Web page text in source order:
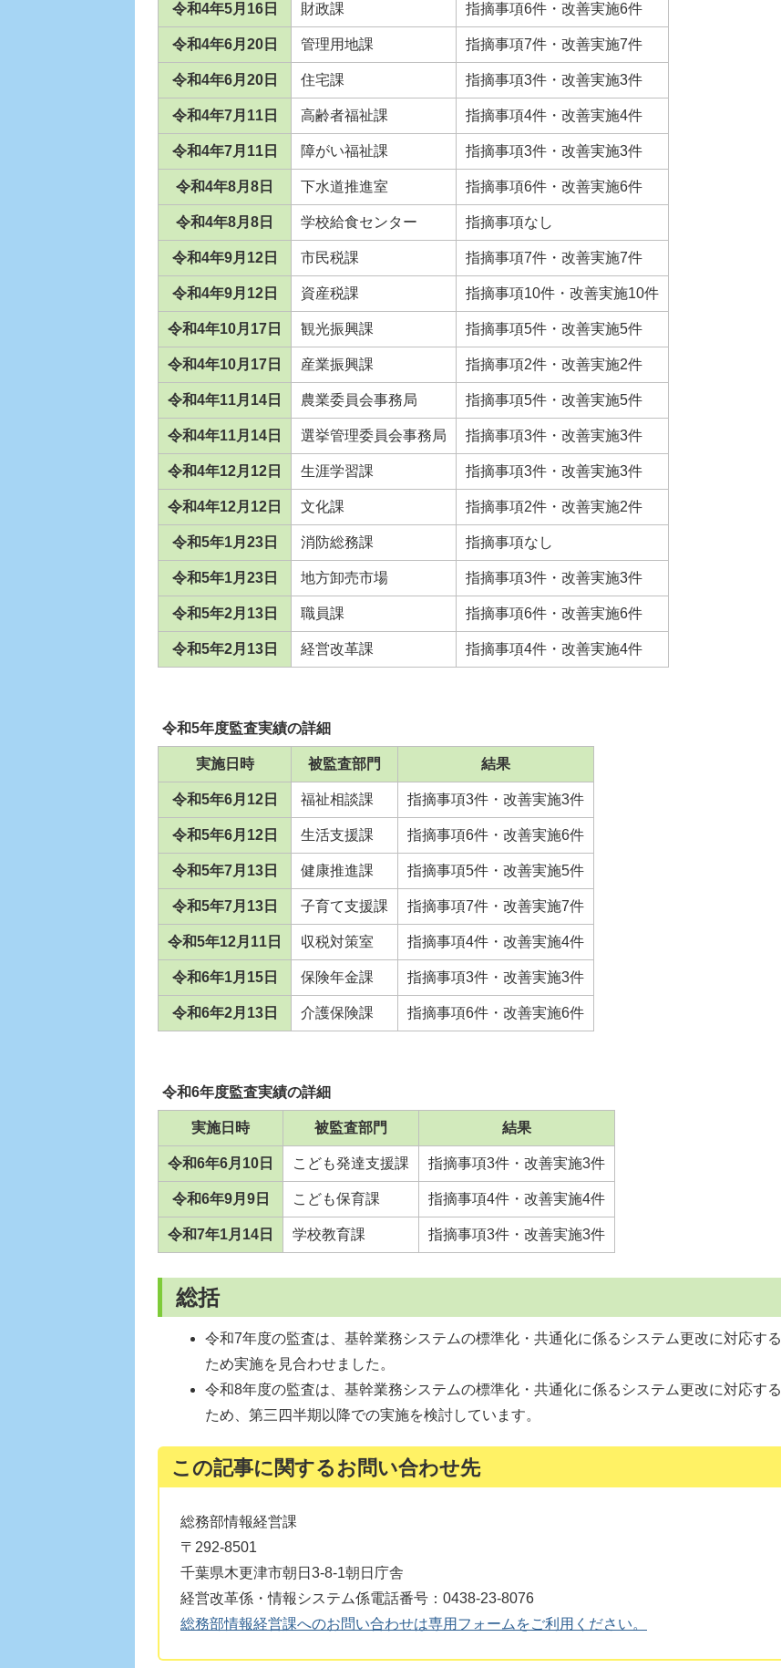
令和4年5月16日 財政課 指摘事項6件・改善実施6件
令和4年6月20日 管理用地課 指摘事項7件・改善実施7件
令和4年6月20日 住宅課 指摘事項3件・改善実施3件
令和4年7月11日 高齢者福祉課 指摘事項4件・改善実施4件
令和4年7月11日 障がい福祉課 指摘事項3件・改善実施3件
令和4年8月8日 下水道推進室 指摘事項6件・改善実施6件
令和4年8月8日 学校給食センター 指摘事項なし
令和4年9月12日 市民税課 指摘事項7件・改善実施7件
令和4年9月12日 資産税課 指摘事項10件・改善実施10件
令和4年10月17日 観光振興課 指摘事項5件・改善実施5件
令和4年10月17日 産業振興課 指摘事項2件・改善実施2件
令和4年11月14日 農業委員会事務局 指摘事項5件・改善実施5件
令和4年11月14日 選挙管理委員会事務局 指摘事項3件・改善実施3件
令和4年12月12日 生涯学習課 指摘事項3件・改善実施3件
令和4年12月12日 文化課 指摘事項2件・改善実施2件
令和5年1月23日 消防総務課 指摘事項なし
令和5年1月23日 地方卸売市場 指摘事項3件・改善実施3件
令和5年2月13日 職員課 指摘事項6件・改善実施6件
令和5年2月13日 経営改革課 指摘事項4件・改善実施4件
令和5年度監査実績の詳細
実施日時 被監査部門 結果
令和5年6月12日 福祉相談課 指摘事項3件・改善実施3件
令和5年6月12日 生活支援課 指摘事項6件・改善実施6件
令和5年7月13日 健康推進課 指摘事項5件・改善実施5件
令和5年7月13日 子育て支援課 指摘事項7件・改善実施7件
令和5年12月11日 収税対策室 指摘事項4件・改善実施4件
令和6年1月15日 保険年金課 指摘事項3件・改善実施3件
令和6年2月13日 介護保険課 指摘事項6件・改善実施6件
令和6年度監査実績の詳細
実施日時 被監査部門 結果
令和6年6月10日 こども発達支援課 指摘事項3件・改善実施3件
令和6年9月9日 こども保育課 指摘事項4件・改善実施4件
令和7年1月14日 学校教育課 指摘事項3件・改善実施3件
総括
令和7年度の監査は、基幹業務システムの標準化・共通化に係るシステム更改に対応する
ため実施を見合わせました。
令和8年度の監査は、基幹業務システムの標準化・共通化に係るシステム更改に対応する
ため、第三四半期以降での実施を検討しています。
この記事に関するお問い合わせ先
総務部情報経営課
〒292-8501
千葉県木更津市朝日3-8-1朝日庁舎
経営改革係・情報システム係電話番号：0438-23-8076
総務部情報経営課へのお問い合わせは専用フォームをご利用ください。